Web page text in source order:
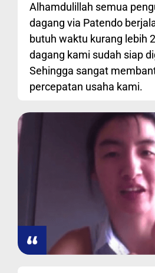
Alhamdulillah semua
dagang via Patendo
butuh waktu kurang lebih
dagang kami sudah siap
Sehingga sangat
percepatan usaha kami.